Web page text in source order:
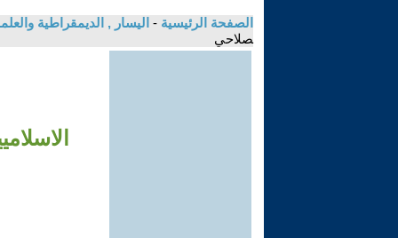
الصفحة الرئيسية - اليسار , الديمقراطية
صلاحي